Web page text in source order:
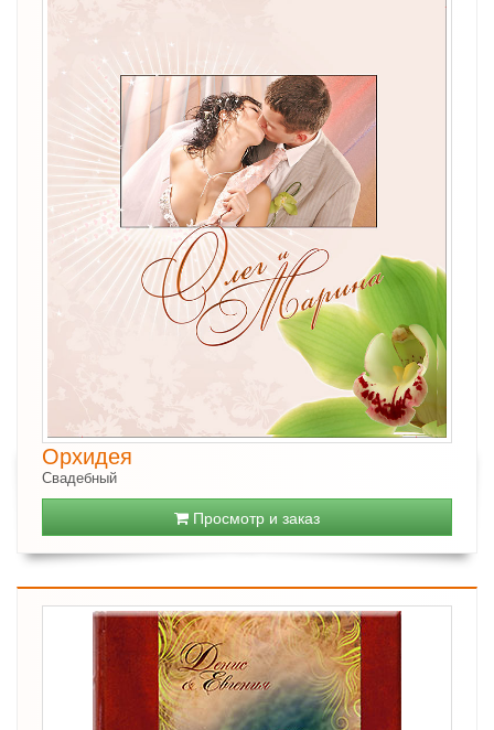
Орхидея
Свадебный
Просмотр и заказ